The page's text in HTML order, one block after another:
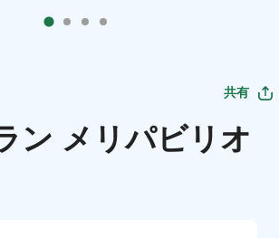
共有
ン メリパビリオ